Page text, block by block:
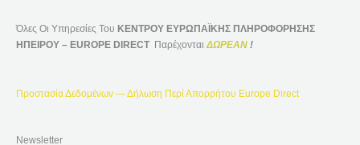
Όλες Οι Υπηρεσίες Του ΚΕΝΤΡΟΥ ΕΥΡΩΠΑΪΚΗΣ ΠΛΗΡΟΦΟΡΗΣΗΣ
ΗΠΕΙΡΟΥ – EUROPE DIRECT Παρέχονται ΔΩΡΕΑΝ !
Προστασία Δεδομένων — Δήλωση Περί Απορρήτου Europe Direct
Newsletter